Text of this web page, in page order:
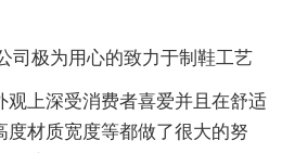
司极为用心的致力于制鞋工艺
观上深受消费者喜爱并且在舒适
度材质宽度等都做了很大的努